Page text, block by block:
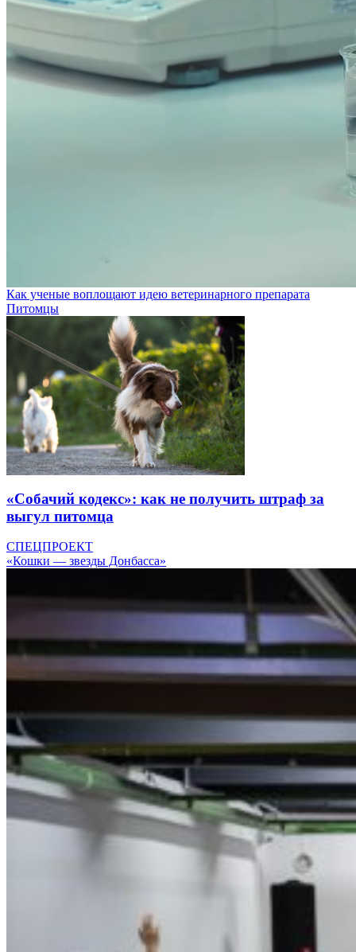
Как ученые воплощают идею ветеринарного препарата
Питомцы
«Собачий кодекс»: как не получить штраф за
выгул питомца
СПЕЦПРОЕКТ
«Кошки — звезды Донбасса»